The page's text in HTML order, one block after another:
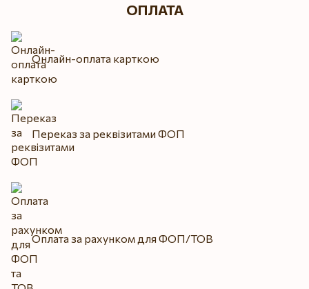
ОПЛАТА
Онлайн-оплата карткою
Переказ за реквізитами ФОП
Оплата за рахунком для ФОП/ТОВ